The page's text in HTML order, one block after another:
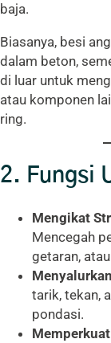
baja.
Biasanya, besi
dalam beton,
di luar untuk
atau komponen
ring.
2. Fungsi
Mengikat
Mencegah
getaran,
tarik, tekan,
pondasi.